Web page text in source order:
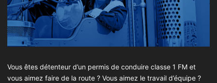
Vous êtes détenteur d’un permis de conduire classe 1 FM et
vous aimez faire de la route ? Vous aimez le travail d’équipe ?